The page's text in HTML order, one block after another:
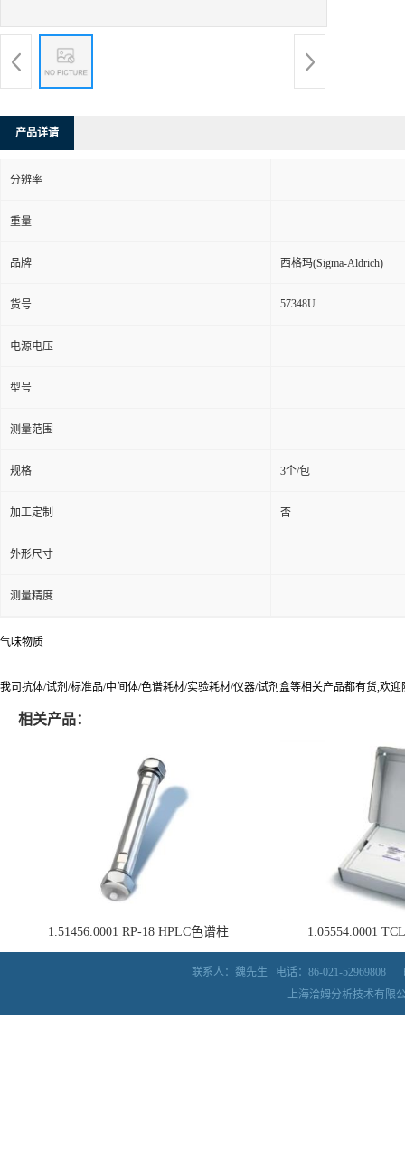
产品详请
分辨率
重量
品牌 西格玛(Sigma-Aldrich)
货号 57348U
电源电压
型号
测量范围
规格 3个/包
加工定制 否
外形尺寸
测量精度
气味物质
我司抗体/试剂/标准品/中间体/色谱耗材/实验耗材/仪器/试剂盒等相关产品都有货,欢
相关产品：
1.51456.0001 RP-18 HPLC色谱柱 1.05554.0001
联系人：魏先生 电话：86-021-52969808
上海洽姆分析技术有限